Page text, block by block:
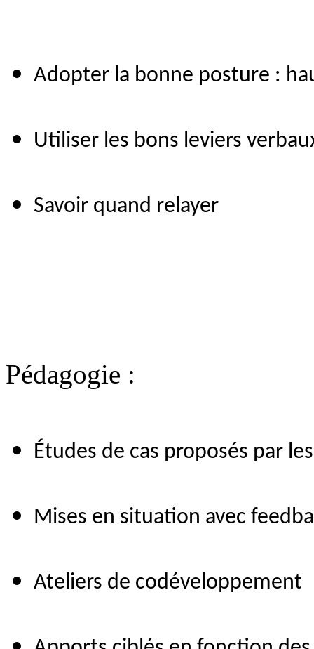
Adopter la bonne posture :
Utiliser les bons leviers
Savoir quand relayer
Pédagogie :
Études de cas proposés par
Mises en situation avec
Ateliers de codéveloppement